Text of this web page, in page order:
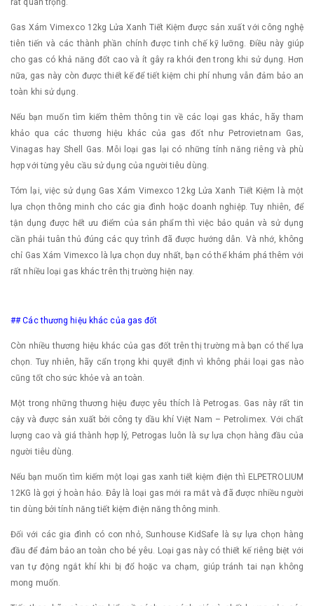
Gas Xám Vimexco 12kg Lửa Xanh Tiết Kiệm được sản xuất với công nghệ
tiên tiến và các thành phần chính được tinh chế kỹ lưỡng. Điều này giúp
cho gas có khả năng đốt cao và ít gây ra khói đen trong khi sử dụng. Hơn
nữa, gas này còn được thiết kế để tiết kiệm chi phí nhưng vẫn đảm bảo an
toàn khi sử dụng.
Nếu bạn muốn tìm kiếm thêm thông tin về các loại gas khác, hãy tham
khảo qua các thương hiệu khác của gas đốt như Petrovietnam Gas,
Vinagas hay Shell Gas. Mỗi loại gas lại có những tính năng riêng và phù
hợp với từng yêu cầu sử dụng của người tiêu dùng.
Tóm lại, việc sử dụng Gas Xám Vimexco 12kg Lửa Xanh Tiết Kiệm là một
lựa chọn thông minh cho các gia đình hoặc doanh nghiệp. Tuy nhiên, để
tận dụng được hết ưu điểm của sản phẩm thì việc bảo quản và sử dụng
cần phải tuân thủ đúng các quy trình đã được hướng dẫn. Và nhớ, không
chỉ Gas Xám Vimexco là lựa chọn duy nhất, bạn có thể khám phá thêm với
rất nhiều loại gas khác trên thị trường hiện nay.
## Các thương hiệu khác của gas đốt
Còn nhiều thương hiệu khác của gas đốt trên thị trường mà bạn có thể lựa
chọn. Tuy nhiên, hãy cẩn trọng khi quyết định vì không phải loại gas nào
cũng tốt cho sức khỏe và an toàn.
Một trong những thương hiệu được yêu thích là Petrogas. Gas này rất tin
cậy và được sản xuất bởi công ty dầu khí Việt Nam – Petrolimex. Với chất
lượng cao và giá thành hợp lý, Petrogas luôn là sự lựa chọn hàng đầu của
người tiêu dùng.
Nếu bạn muốn tìm kiếm một loại gas xanh tiết kiệm điện thì ELPETROLIUM
12KG là gợi ý hoàn hảo. Đây là loại gas mới ra mắt và đã được nhiều người
tin dùng bởi tính năng tiết kiệm điện năng thông minh.
Đối với các gia đình có con nhỏ, Sunhouse KidSafe là sự lựa chọn hàng
đầu để đảm bảo an toàn cho bé yêu. Loại gas này có thiết kế riêng biệt với
van tự động ngắt khí khi bị đổ hoặc va chạm, giúp tránh tai nạn không
mong muốn.